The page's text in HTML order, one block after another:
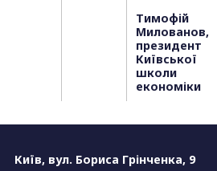
Тимофій
Милованов,
президент
Київської
школи
економіки
Київ, вул. Бориса Грінченка, 9